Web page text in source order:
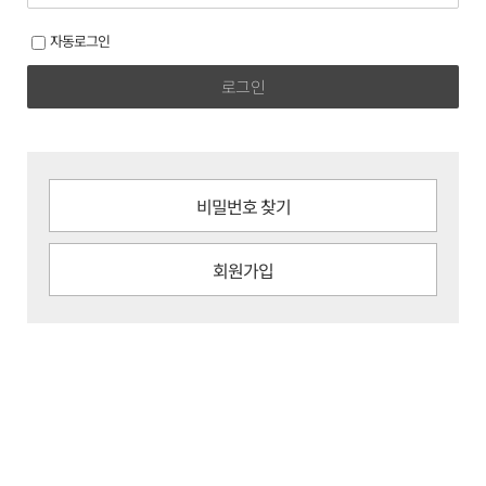
자동로그인
로그인
비밀번호 찾기
회원가입